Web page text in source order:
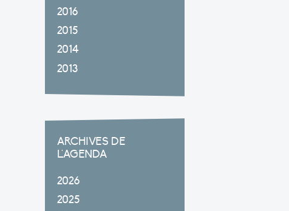
2016
2015
2014
2013
ARCHIVES DE
L'AGENDA
2026
2025